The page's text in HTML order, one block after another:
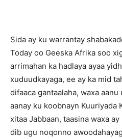
Sida ay ku warrantay
Today oo Geeska Afrika soo
arrimahan ka hadlaya ayaa
xuduudkayaga, ee ay ka mid
difaaca gantaalaha, waxa
aanay ku koobnayn Kuuriyada
xitaa Jabbaan, taasina waxa
dib ugu noqonno